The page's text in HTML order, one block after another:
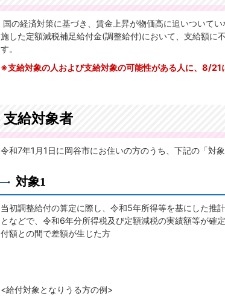
国の経済対策に基づき、賃金上昇が物価高に追いついて
施した定額減税補足給付金(調整給付)において、支給額に
す。
※支給対象の人および支給対象の可能性がある人に、8/21
支給対象者
令和7年1月1日に岡谷市にお住いの方のうち、下記の「対
対象1
当初調整給付の算定に際し、令和5年所得等を基にした推
となどで、令和6年分所得税及び定額減税の実績額等が確
付額との間で差額が生じた方
<給付対象となりうる方の例>